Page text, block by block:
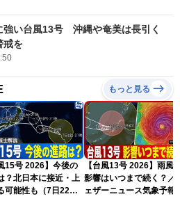
強い台風13号 沖縄や奄美は長引く
戒を
もっと見る
15号 2026】今後の
？北日本に接近・上
可能性も（7日22時
【台風13号 2026】雨風
影響はいつまで続く？／
ェザーニュース気象予報